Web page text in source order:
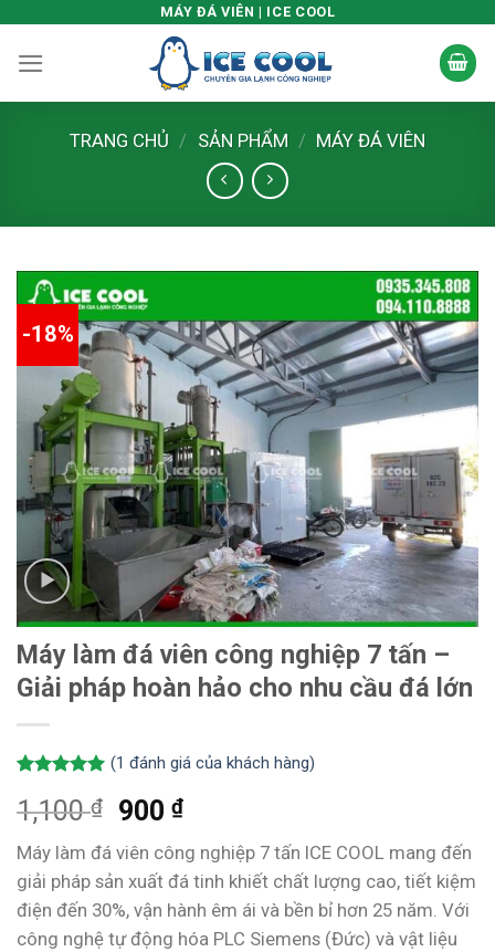
content
MÁY ĐÁ VIÊN | ICE COOL
TRANG CHỦ / SẢN PHẨM / MÁY ĐÁ VIÊN
-18%
Máy làm đá viên công nghiệp 7 tấn –
Giải pháp hoàn hảo cho nhu cầu đá lớn
dựa trên
đánh giá
(1 đánh giá của khách hàng)
1,100₫ 900 ₫
Máy làm đá viên công nghiệp 7 tấn ICE COOL mang đến
giải pháp sản xuất đá tinh khiết chất lượng cao, tiết kiệm
điện đến 30%, vận hành êm ái và bền bỉ hơn 25 năm. Với
công nghệ tự động hóa PLC Siemens (Đức) và vật liệu